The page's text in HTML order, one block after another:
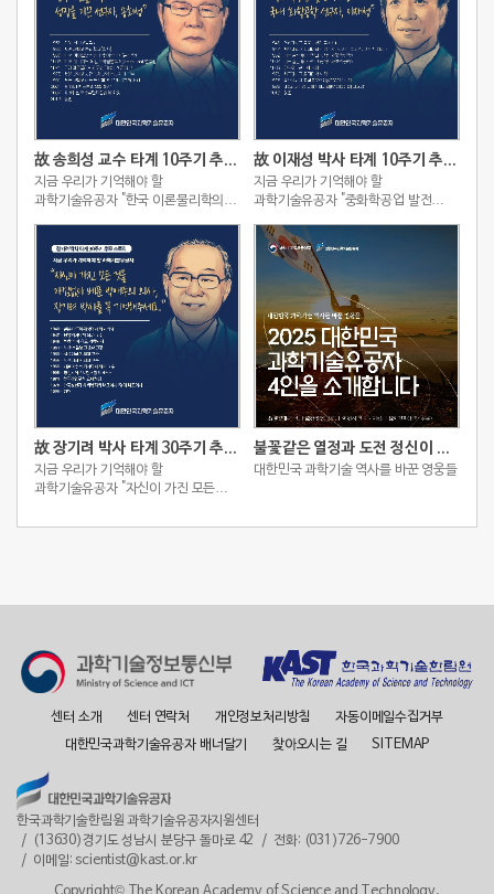
故 송희성 교수 타계 10주기 추모 스토리
지금 우리가 기억해야 할
과학기술유공자 "한국 이론물리학의
故 이재성 박사 타계 10주기 추모 스토리
지금 우리가 기억해야 할
과학기술유공자 "중화학공업 발전
故 장기려 박사 타계 30주기 추모 스토리
지금 우리가 기억해야 할
과학기술유공자 "자신이 가진 모든
장기려 박사를 꼭 기억해주세요."
불꽃같은 열정과 도전 정신이 빚어낸 2025 대한민국 과학기술유공자 4인
대한민국 과학기술 역사를 바꾼 영웅들
센터 소개 센터 연락처 개인정보처리방침
자동이메일수집거부
대한민국과학기술유공자 배너달기
찾아오시는 길 SITEMAP
한국과학기술한림원 과학기술유공자지원센터
(13630)경기도 성남시 분당구 돌마로 42
전화: (031)726-7900
이메일: scientist@kast.or.kr